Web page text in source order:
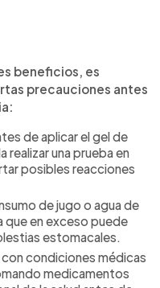
beneficios, es
precauciones antes
de aplicar el gel de
realizar una prueba en
posibles reacciones
de jugo o agua de
que en exceso puede
estomacales.
con condiciones médicas
medicamentos